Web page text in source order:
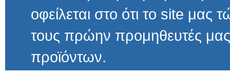
προϊόντων.